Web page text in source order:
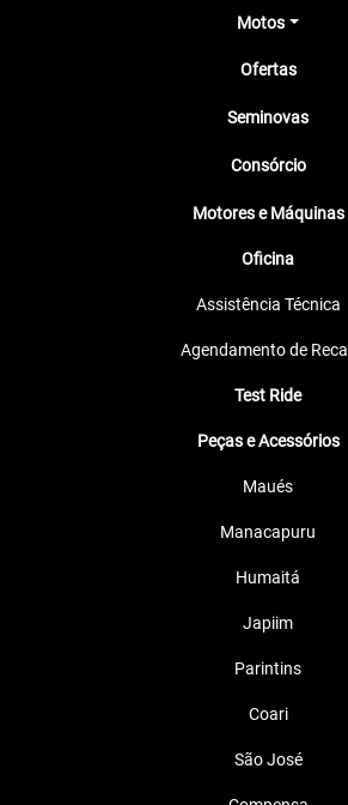
Motos
Ofertas
Seminovas
Consórcio
Motores e Máquinas
Oficina
Assistência Técnica
Agendamento de Recall
Test Ride
Peças e Acessórios
Maués
Manacapuru
Humaitá
Japiim
Parintins
Coari
São José